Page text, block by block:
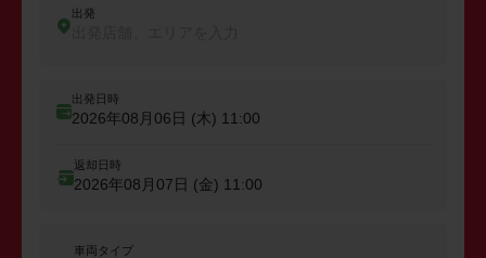
出発
出発日時
2026年08月06日 (木) 11:00
返却日時
2026年08月07日 (金) 11:00
車両タイプ